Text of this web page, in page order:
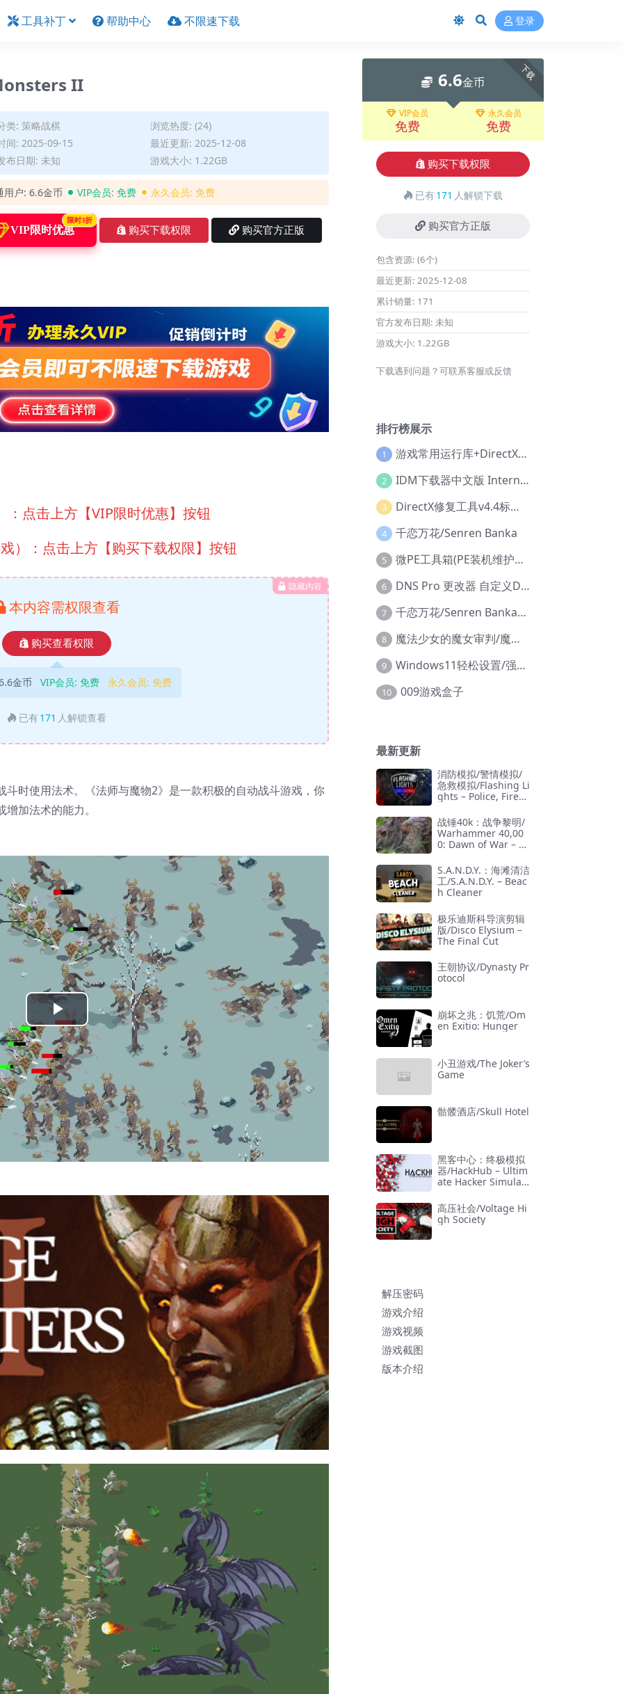
工具补丁 帮助中心 不限速下载 登录
II
类: 策略战棋
浏览热度: (24)
间: 2025-09-15
最近更新: 2025-12-08
布日期: 未知
游戏大小: 1.22GB
用户: 6.6金币 VIP会员: 免费 永久会员: 免费
VIP限时优惠
限时3折
购买下载权限 购买官方正版
点击上方【VIP限时优惠】按钮
）：点击上方【购买下载权限】按钮
隐藏内容
本内容需权限查看
购买查看权限
金币 VIP会员: 免费 永久会员: 免费
已有 171 人解锁查看
时使用法术。《法师与魔物2》是一款积极的自动战斗游戏，你
加法术的能力。
Play
Video
下载
6.6金币
VIP会员
免费
永久会员
免费
购买下载权限
已有171 人解锁下载
购买官方正版
包含资源: (6个)
最近更新: 2025-12-08
累计销量: 171
官方发布日期: 未知
游戏大小: 1.22GB
下载遇到问题？可联系客服或反馈
排行榜展示
1 游戏常用运行库+DirectX修复增强版
2 IDM下载器中文版 Internet Download Manager v6.42.36 IDM
3 DirectX修复工具v4.4标准版+增强版+在线修复版
4 千恋万花/Senren Banka
5 微PE工具箱(PE装机维护工具) v2.3官方正式版
6 DNS Pro 更改器 自定义DNS修改
7 千恋万花/Senren Banka/安卓版
8 魔法少女的魔女审判/魔法少女ノ魔女裁判
9 Windows11轻松设置/强力禁止WD等/兼容Win10
10 009游戏盒子
最新更新
消防模拟/警情模拟/
急救模拟/Flashing Li
ghts – Police, Firefi
Services Simulator
战锤40k：战争黎明/
Warhammer 40,00
0: Dawn of War – D
S.A.N.D.Y.：海滩清洁
工/S.A.N.D.Y. – Beac
h Cleaner
极乐迪斯科导演剪辑
版/Disco Elysium –
The Final Cut
王朝协议/Dynasty Pr
otocol
崩坏之兆：饥荒/Om
en Exitio: Hunger
小丑游戏/The Joker’s
Game
骷髅酒店/Skull Hotel
黑客中心：终极模拟
器/HackHub – Ultim
ate Hacker Simulat
高压社会/Voltage Hi
gh Society
解压密码
游戏介绍
游戏视频
游戏截图
版本介绍